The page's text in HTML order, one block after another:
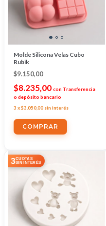
Molde Silicona Velas Cubo
Rubik
$9.150,00
$8.235,00 con Transferencia
o depósito bancario
3 x$3.050,00 sin interés
3CUOTAS
SIN INTERÉS